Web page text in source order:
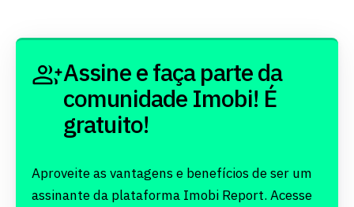
Assine e faça parte da
comunidade Imobi! É
gratuito!
Aproveite as vantagens e benefícios de ser um
assinante da plataforma Imobi Report. Acesse